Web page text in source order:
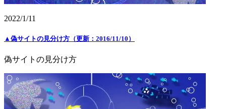
2022/1/11
▲偽サイトの見分け方（更新：2016/11/10）
偽サイトの見分け方